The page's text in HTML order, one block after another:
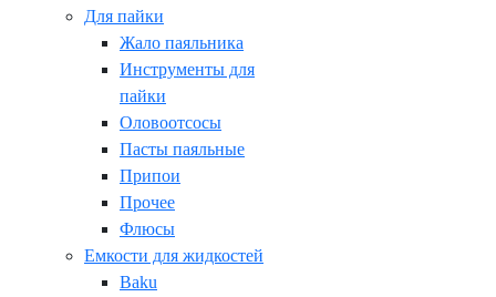
Для пайки
Жало паяльника
Инструменты для
пайки
Оловоотсосы
Пасты паяльные
Припои
Прочее
Флюсы
Емкости для жидкостей
Baku